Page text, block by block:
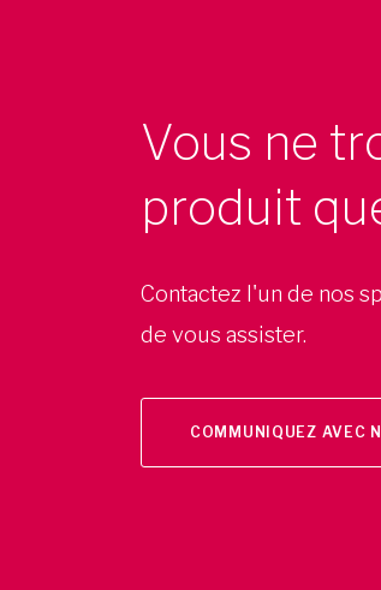
Vous ne
produit
Contactez l'un de nos
de vous assister.
COMMUNIQUEZ AVEC